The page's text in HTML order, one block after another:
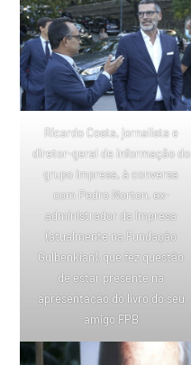
Ricardo Costa, jornalista e
diretor-geral de informação do
grupo Impresa, à conversa
com Pedro Norton, ex-
administrador da Impresa
(atualmente na Fundação
Gulbenkian), que fez questão
de estar presente na
apresentação do livro do seu
amigo FPB